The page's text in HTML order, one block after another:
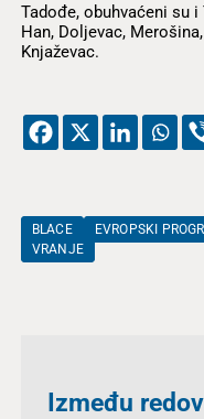
Tadođe, obuhvaćeni su
Han, Doljevac,
Knjaževac.
BLACE EVROPSKI
VRANJE
Između